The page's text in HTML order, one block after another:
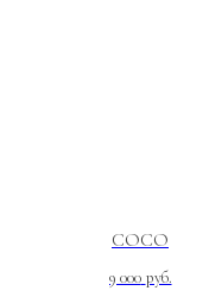
COCO
9 000 руб.